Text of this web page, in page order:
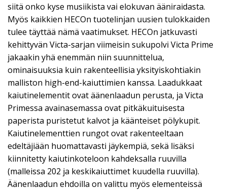
siitä onko kyse musiikista vai elokuvan ääniraidasta.
Myös kaikkien HECOn tuotelinjan uusien tulokkaiden
tulee täyttää nämä vaatimukset. HECOn jatkuvasti
kehittyvän Victa-sarjan viimeisin sukupolvi Victa Prime
jakaakin yhä enemmän niin suunnittelua,
ominaisuuksia kuin rakenteellisia yksityiskohtiakin
malliston high-end-kaiuttimien kanssa. Laadukkaat
kaiutinelementit ovat äänenlaadun perusta, ja Victa
Primessa avainasemassa ovat pitkäkuituisesta
paperista puristetut kalvot ja käänteiset pölykupit.
Kaiutinelementtien rungot ovat rakenteeltaan
edeltäjiään huomattavasti jäykempiä, sekä lisäksi
kiinnitetty kaiutinkoteloon kahdeksalla ruuvilla
(malleissa 202 ja keskikaiuttimet kuudella ruuvilla).
Äänenlaadun ehdoilla on valittu myös elementeissä